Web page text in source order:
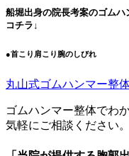
船堀出身の院長考案のゴム
コチラ↓
●首こり肩こり腕のしびれ
丸山式ゴムハンマー整
ゴムハンマー整体でわ
気軽にご相談ください。